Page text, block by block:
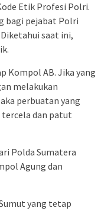
Etik Profesi Polri.
bagi pejabat Polri
saat ini,
Kompol AB. Jika yang
melakukan
perbuatan yang
dan patut
Polda Sumatera
Agung dan
yang tetap